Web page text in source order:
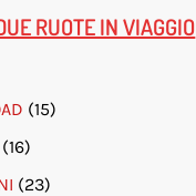
RUOTE IN VIAGGIO
(15)
(16)
(23)